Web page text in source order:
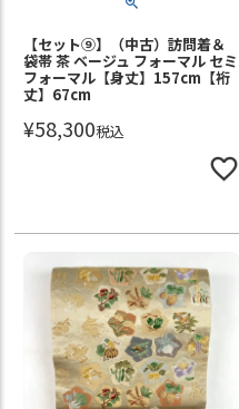
【セット⑨】（中古）訪問着＆
袋帯 茶 ベージュ フォーマル セミ
フォーマル【身丈】157cm【裄
丈】67cm
¥58,300税込